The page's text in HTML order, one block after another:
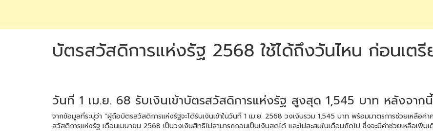
บัตรสวัสดิการแห่งรัฐ 2568 ใช้ได้ถึงวันไหน ก่อนเต
วันที่ 1 เม.ย. 68 รับเงินเข้าบัตรสวัสดิการแห่งรัฐ สูงสุด 1,545 บาท หลังจาก
จากข้อมูลที่ระบุว่า “ผู้ถือบัตรสวัสดิการแห่งรัฐจะได้รับเงินเข้าในวันที่ 1 เม.ย. 2568 วงเงินรวม 1,545 บาท พร้อมมาตรการช่วยเหลื
สวัสดิการแห่งรัฐ เดือนเมษายน 2568 เป็นวงเงินสิทธิไม่สามารถถอนเป็นเงินสดได้ และไม่สะสมในเดือนถัดไป ซึ่งจะมีค่าช่วยเหลือเพิ่ม